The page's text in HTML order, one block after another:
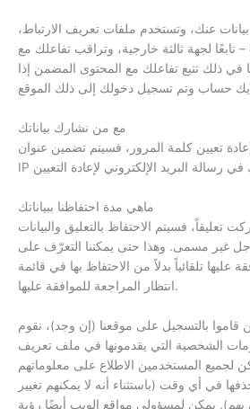
عنك، وتستخدم ملفات تعريف الارتباط،
تابعًا لجهة ثالثة خارجية، وتراقب تفاعلك مع
في ذلك تتبع تفاعلك مع المحتوى المضمن إذا
مع من نشارك بياناتك
تعيين كلمة المرور، فسيتم تضمين عنوان
ماهي مدة احتفاظنا ببياناتك
تعليقاً، فسيتم الاحتفاظ بالتعليق والبيانات
غير مسمى. وهذا حتى يمكننا التعرّف على
عليها تلقائياً بدلاً من الاحتفاظ بها في قائمة
انتظار المراجعة للموافقة عليها.
قاموا بالتسجيل على موقعنا (إن وجد)، نقوم
الشخصية التي يقدمونها في ملف تعريف
لجميع المستخدمين الاطلاع على معلوماتهم
في أي وقت (باستثناء أنه لا يمكنهم تغيير
يمكن لمسؤولي مواقع الويب أيضًا رؤية